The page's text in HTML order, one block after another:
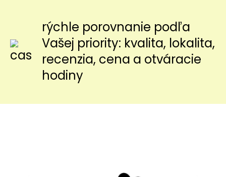
rýchle porovnanie podľa
Vašej priority: kvalita, lokalita,
recenzia, cena a otváracie
hodiny